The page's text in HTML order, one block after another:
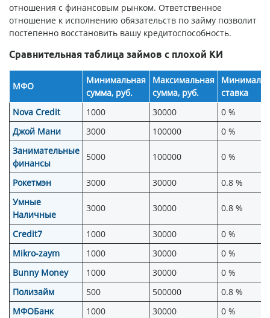
отношения с финансовым рынком. Ответственное
отношение к исполнению обязательств по займу позволит
постепенно восстановить вашу кредитоспособность.
Сравнительная таблица займов с плохой КИ
МФО
Минимальная
сумма, руб.
Максимальная
сумма, руб.
ставка
Nova Credit
1000 30000
0 %
Джой Мани
3000 100000
0 %
Занимательные
финансы
5000 100000 0 %
Рокетмэн 3000 30000
0.8 %
Умные
Наличные
3000 30000 0.8 %
Credit7 1000 30000
0 %
Mikro-zaym
1000 30000
0 %
Bunny Money
1000 30000
0 %
Полизайм
500 500000
0.8 %
МФОБанк
1000 30000 0 %